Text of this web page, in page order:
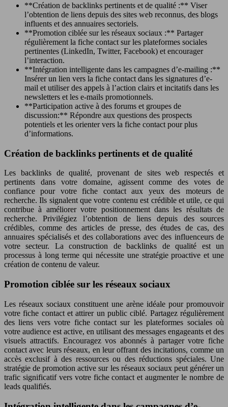
**Création de backlinks pertinents et de qualité :** Viser
l’obtention de liens depuis des sites web reconnus, des blogs
influents et des annuaires sectoriels.
**Promotion ciblée sur les réseaux sociaux :** Partager
régulièrement la fiche contact sur les plateformes sociales
pertinentes (LinkedIn, Twitter, Facebook) et encourager
l’interaction.
**Intégration intelligente dans les campagnes d’e-mailing :**
Insérer un lien vers la fiche contact dans les signatures d’e-
mail et utiliser des appels à l’action clairs et incitatifs dans les
newsletters et les e-mails promotionnels.
**Participation active à des forums et groupes de
discussion:** Répondre aux questions des prospects
potentiels et les orienter vers la fiche contact pour plus
d’informations.
Création de backlinks pertinents et de qualité
Les backlinks de qualité, provenant de sites web respectés et
pertinents dans votre domaine, agissent comme des votes de
confiance pour votre fiche contact aux yeux des moteurs de
recherche. Ils signalent que votre contenu est crédible et utile, ce qui
contribue à améliorer votre positionnement dans les résultats de
recherche. Privilégiez l’obtention de liens depuis des sources
crédibles, comme des articles de presse, des études de cas, des
annuaires spécialisés et des collaborations avec des influenceurs de
votre secteur. La construction de backlinks de qualité est un
processus à long terme qui nécessite une stratégie proactive et une
création de contenu de valeur.
Promotion ciblée sur les réseaux sociaux
Les réseaux sociaux constituent une arène idéale pour promouvoir
votre fiche contact et attirer un public ciblé. Partagez régulièrement
des liens vers votre fiche contact sur les plateformes sociales où
votre audience est active, en utilisant des messages engageants et des
visuels attractifs. Encouragez vos abonnés à partager votre fiche
contact avec leurs réseaux, en leur offrant des incitations, comme un
accès exclusif à des ressources ou des réductions spéciales. Une
stratégie de promotion active sur les réseaux sociaux peut générer un
trafic significatif vers votre fiche contact et augmenter le nombre de
leads qualifiés.